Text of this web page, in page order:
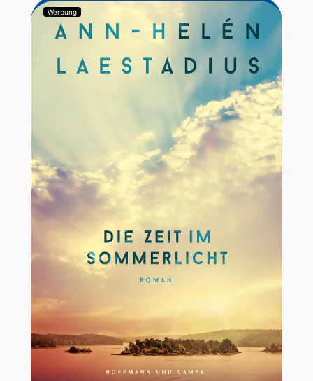
Werbung